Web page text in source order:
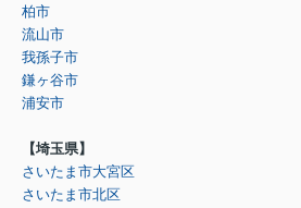
柏市
流山市
我孫子市
鎌ヶ谷市
浦安市
【埼玉県】
さいたま市大宮区
さいたま市北区